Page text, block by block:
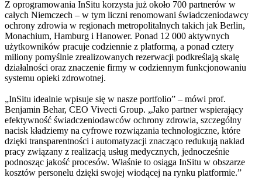
Z oprogramowania InSitu korzysta już około 700 partnerów w
całych Niemczech – w tym liczni renomowani świadczeniodawcy
ochrony zdrowia w regionach metropolitalnych takich jak Berlin,
Monachium, Hamburg i Hanower. Ponad 12 000 aktywnych
użytkowników pracuje codziennie z platformą, a ponad cztery
miliony pomyślnie zrealizowanych rezerwacji podkreślają skalę
działalności oraz znaczenie firmy w codziennym funkcjonowaniu
systemu opieki zdrowotnej.
„InSitu idealnie wpisuje się w nasze portfolio” – mówi prof.
Benjamin Behar, CEO Vivecti Group. „Jako partner wspierający
efektywność świadczeniodawców ochrony zdrowia, szczególny
nacisk kładziemy na cyfrowe rozwiązania technologiczne, które
dzięki transparentności i automatyzacji znacząco redukują nakład
pracy związany z realizacją usług medycznych, jednocześnie
podnosząc jakość procesów. Właśnie to osiąga InSitu w obszarze
kosztów personelu dzięki swojej wiodącej na rynku platformie.”